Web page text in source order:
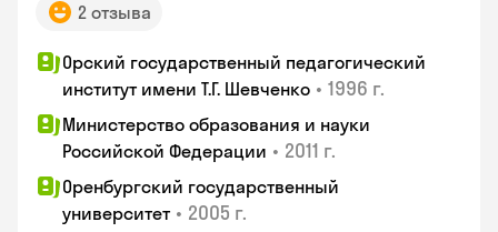
2 отзыва
Орский государственный педагогический
институт имени Т.Г. Шевченко • 1996 г.
Министерство образования и науки
Российской Федерации • 2011 г.
Оренбургский государственный
университет • 2005 г.